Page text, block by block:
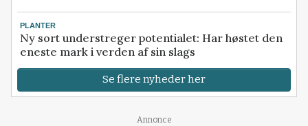
PLANTER
Ny sort understreger potentialet: Har høstet den
eneste mark i verden af sin slags
Se flere nyheder her
Annonce